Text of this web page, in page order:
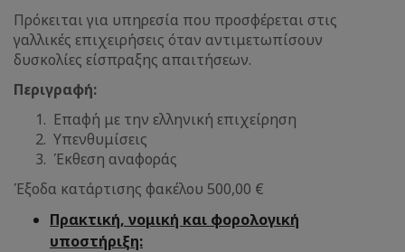
Πρόκειται για υπηρεσία που προσφέρεται στις
γαλλικές επιχειρήσεις όταν αντιμετωπίσουν
δυσκολίες είσπραξης απαιτήσεων.
Περιγραφή:
Επαφή με την ελληνική επιχείρηση
Υπενθυμίσεις
Έκθεση αναφοράς
Έξοδα κατάρτισης φακέλου 500,00 €
Πρακτική, νομική και φορολογική
υποστήριξη: